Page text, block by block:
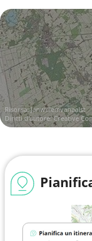
Risorsa:Janwillemvanaalst
Diritti d'autore:Creative